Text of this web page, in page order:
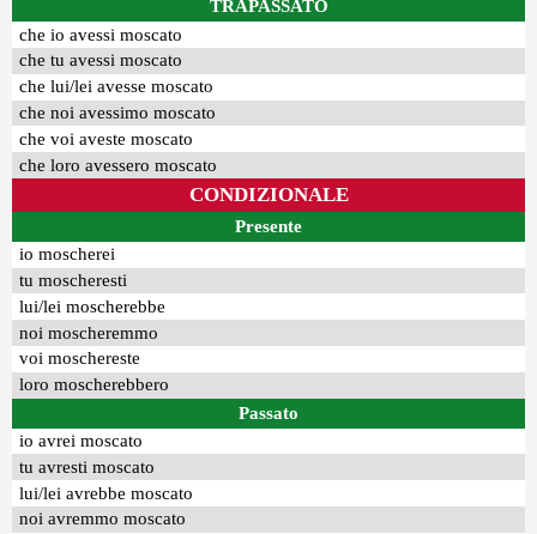
TRAPASSATO
che io avessi moscato
che tu avessi moscato
che lui/lei avesse moscato
che noi avessimo moscato
che voi aveste moscato
che loro avessero moscato
CONDIZIONALE
Presente
io moscherei
tu moscheresti
lui/lei moscherebbe
noi moscheremmo
voi moschereste
loro moscherebbero
Passato
io avrei moscato
tu avresti moscato
lui/lei avrebbe moscato
noi avremmo moscato